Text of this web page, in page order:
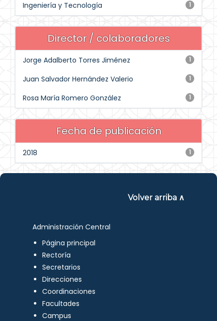
1
Ingeniería y Tecnología
Director / colaboradores
1
Jorge Adalberto Torres Jiménez
1
Juan Salvador Hernández Valerio
1
Rosa María Romero González
Fecha de publicación
1
2018
Volver arriba ∧
Administración Central
Página principal
Rectoría
Secretarios
Direcciones
Coordinaciones
Facultades
Campus